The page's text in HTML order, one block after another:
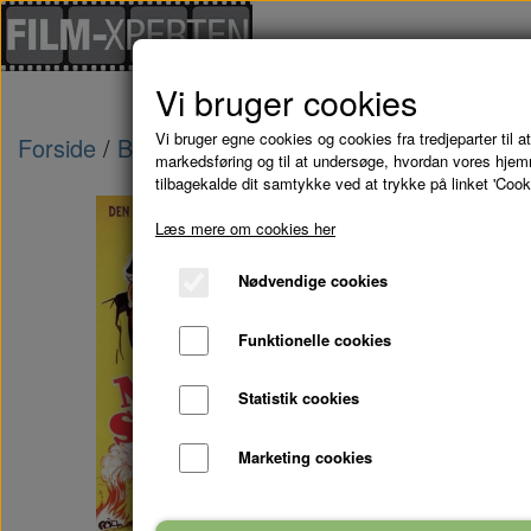
Forside Brugte Film MANDEN PÅ
Vi bruger cookies
Vi bruger egne cookies og cookies fra tredjeparter til
markedsføring og til at undersøge, hvordan vores
tilbagekalde dit samtykke ved at trykke på linket
Læs mere om cookies her
Nødvendige cookies
Funktionelle cookies
Statistik cookies
Marketing cookies